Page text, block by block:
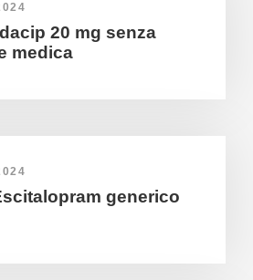
20 mg senza
medica
generico